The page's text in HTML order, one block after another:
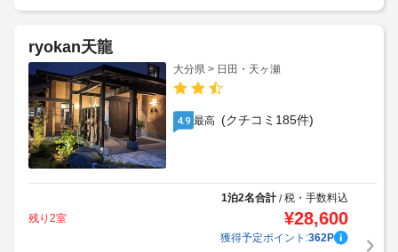
ryokan天龍
大分県 > 日田・天ヶ瀬
4.9 最高 (クチコミ185件)
1泊2名合計/税・手数料込
残り2室
¥28,600
獲得予定ポイント:362P